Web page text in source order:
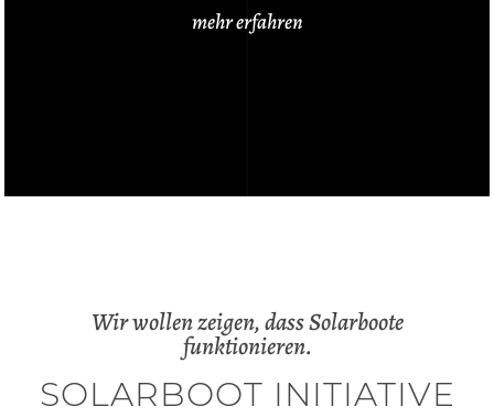
mehr erfahren
Wir wollen zeigen, dass Solarboote
funktionieren.
SOLARBOOT INITIATIVE